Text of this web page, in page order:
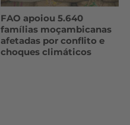
FAO apoiou 5.640
famílias moçambicanas
afetadas por conflito e
choques climáticos